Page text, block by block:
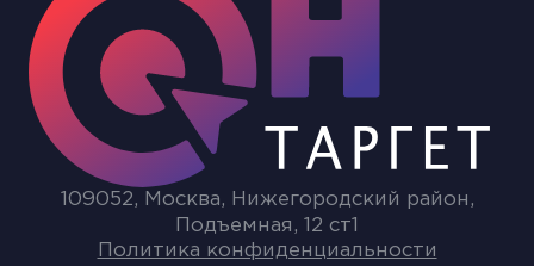
109052, Москва, Нижегородский район,
Подъемная, 12 ст1
Политика конфиденциальности